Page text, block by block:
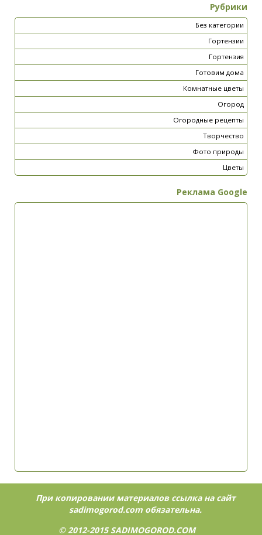
Рубрики
Без категории
Гортензии
Гортензия
Готовим дома
Комнатные цветы
Огород
Огородные рецепты
Творчество
Фото природы
Цветы
Реклама Google
При копировании материалов ссылка на сайт
sadimogorod.com обязательна.
© 2012-2015 SADIMOGOROD.COM